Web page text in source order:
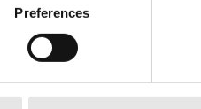
Preferences
a un control